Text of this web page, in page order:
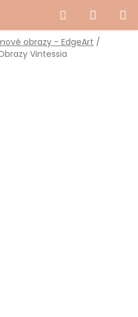
Hľadať
KOŠÍK
obrazy - EdgeArt /
Vintessia